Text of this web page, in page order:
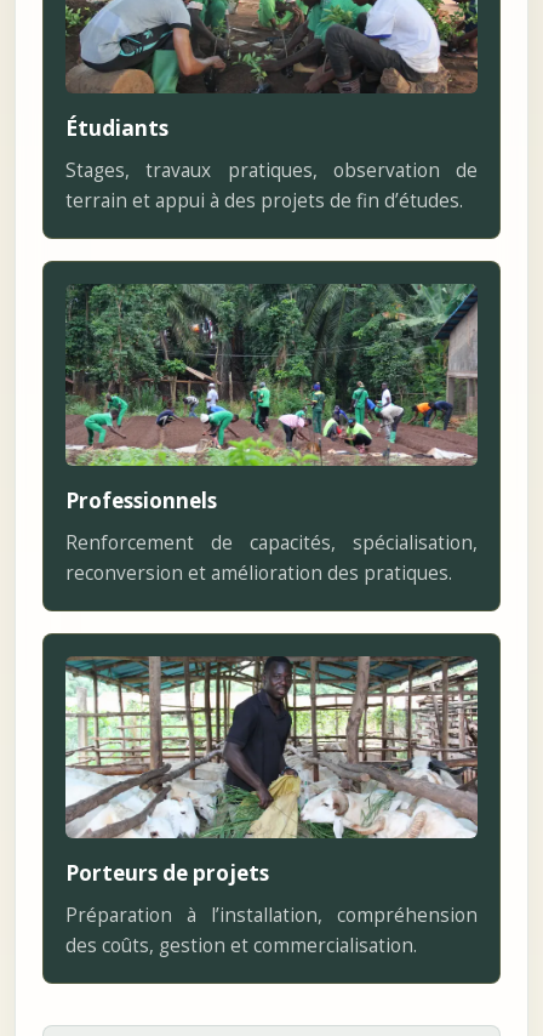
Étudiants
Stages, travaux pratiques, observation de
terrain et appui à des projets de fin d’études.
Professionnels
Renforcement de capacités, spécialisation,
reconversion et amélioration des pratiques.
Porteurs de projets
Préparation à l’installation, compréhension
des coûts, gestion et commercialisation.